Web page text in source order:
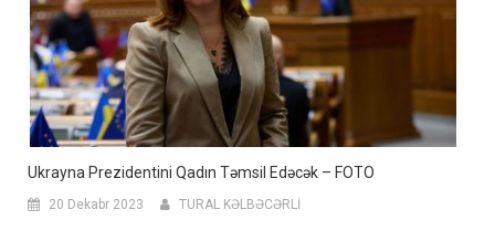
Ukrayna Prezidentini Qadın Təmsil Edəcək – FOTO
20 Dekabr 2023 TURAL KƏLBƏCƏRLİ